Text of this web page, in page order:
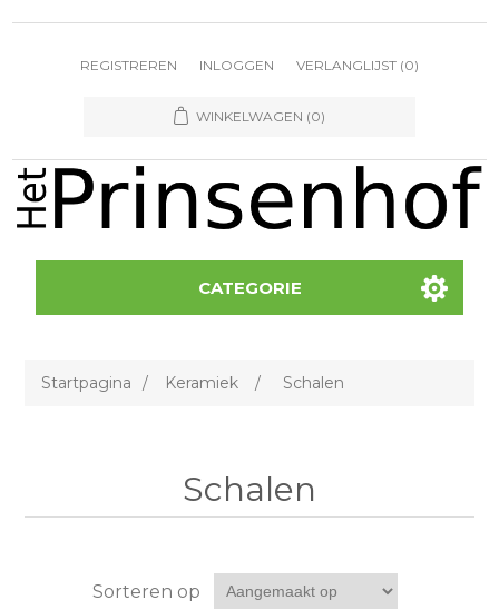
REGISTREREN INLOGGEN VERLANGLIJST (0)
WINKELWAGEN (0)
CATEGORIE
Startpagina / Keramiek / Schalen
Schalen
Sorteren op